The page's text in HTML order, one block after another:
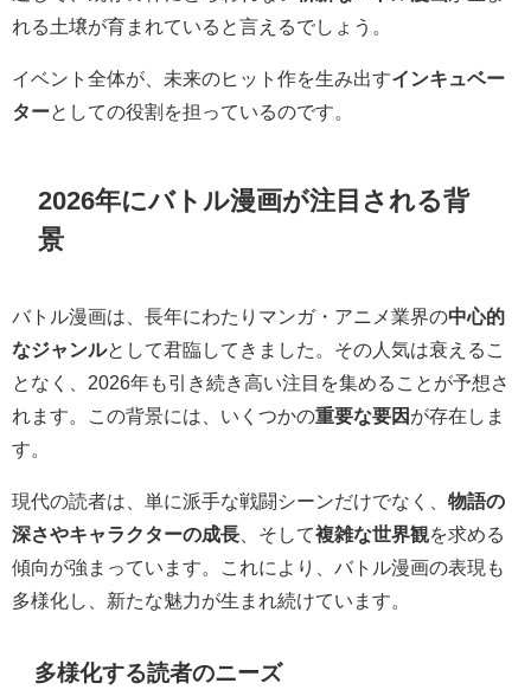
れる土壌が育まれていると言えるでしょう。
イベント全体が、未来のヒット作を生み出すインキュベー
ターとしての役割を担っているのです。
2026年にバトル漫画が注目される背
景
バトル漫画は、長年にわたりマンガ・アニメ業界の中心的
なジャンルとして君臨してきました。その人気は衰えるこ
となく、2026年も引き続き高い注目を集めることが予想さ
れます。この背景には、いくつかの重要な要因 が存在しま
す。
現代の読者は、単に派手な戦闘シーンだけでなく、 物語の
深さやキャラクターの成長 、そして複雑な世界観を求める
傾向が強まっています。これにより、バトル漫画の表現も
多様化し、新たな魅力が生まれ続けています。
多様化する読者のニーズ